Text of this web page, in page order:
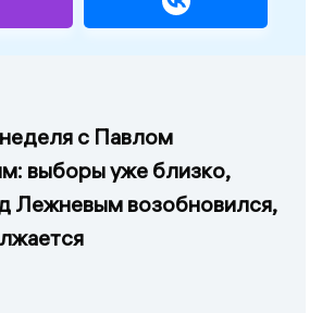
с Павлом
выборы уже близко,
Лежневым возобновился,